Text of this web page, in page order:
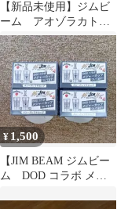
【新品未使用】ジムビ
ーム アオゾラカトラ
リーセット DOD ス
テンレス 非売品
¥ 1,500
【JIM BEAM ジムビー
ム DOD コラボ メジ